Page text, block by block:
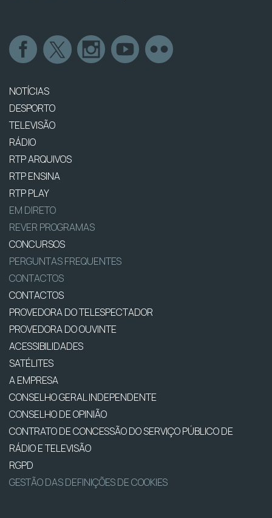
NOTÍCIAS
DESPORTO
TELEVISÃO
RÁDIO
RTP ARQUIVOS
RTP ENSINA
RTP PLAY
EM DIRETO
REVER PROGRAMAS
CONCURSOS
PERGUNTAS FREQUENTES
CONTACTOS
CONTACTOS
PROVEDORA DO TELESPECTADOR
PROVEDORA DO OUVINTE
ACESSIBILIDADES
SATÉLITES
A EMPRESA
CONSELHO GERAL INDEPENDENTE
CONSELHO DE OPINIÃO
CONTRATO DE CONCESSÃO DO SERVIÇO PÚBLICO DE
RÁDIO E TELEVISÃO
RGPD
GESTÃO DAS DEFINIÇÕES DE COOKIES